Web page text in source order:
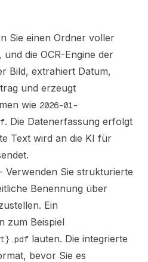
Sie einen Ordner voller
die OCR-Engine der
Bild, extrahiert Datum,
und erzeugt
wie 2026-01-
. Die Datenerfassung erfolgt
Text wird an die KI für
Verwenden Sie strukturierte
Benennung über
Ein
zum Beispiel
lauten. Die integrierte
bevor Sie es